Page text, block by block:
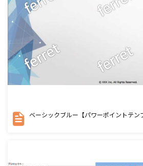
ベーシックブルー【パワーポイントテン